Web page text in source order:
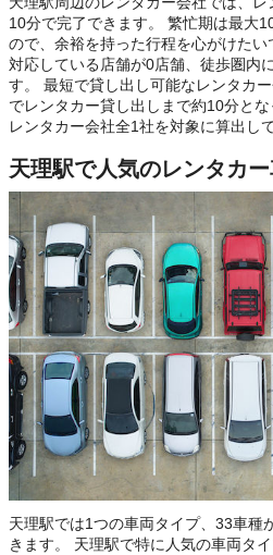
10分で完了できます。 繁忙期は最大
ので、余裕を持った行程を心がけた
対応している店舗が0店舗、徒歩圏内
す。 最短で貸し出し可能なレンタカ
でレンタカー貸し出しまで約10分と
レンタカー会社全1社を対象に算出し
天理駅で人気のレンタカ
天理駅では1つの車両タイプ、33車種
きます。 天理駅で特に人気の車両タ